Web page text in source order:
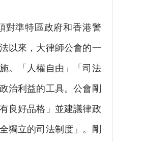
對準特區政府和香港警
以來，大律師公會的一
。「人權自由」「司法
治利益的工具。公會剛
良好品格」並建議律政
獨立的司法制度」。剛